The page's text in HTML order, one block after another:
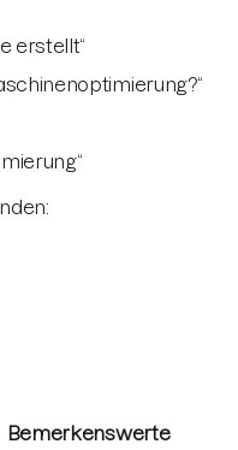
erstellt“
Bemerkenswerte